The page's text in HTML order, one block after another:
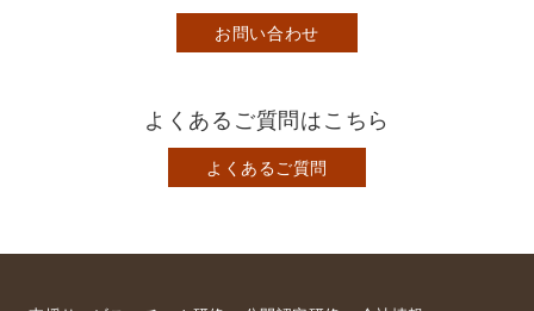
お問い合わせ
よくあるご質問はこちら
よくあるご質問